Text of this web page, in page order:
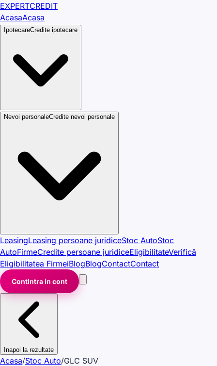
EXPERTCREDIT
AcasaAcasa
IpotecareCredite ipotecare
Nevoi personaleCredite nevoi personale
LeasingLeasing persoane juridiceStoc AutoStoc
AutoFirmeCredite persoane juridiceEligibilitateVerifică
Eligibilitatea FirmeiBlogBlogContactContact
ContIntra in cont
Inapoi la rezultate
Acasa/Stoc Auto/GLC SUV